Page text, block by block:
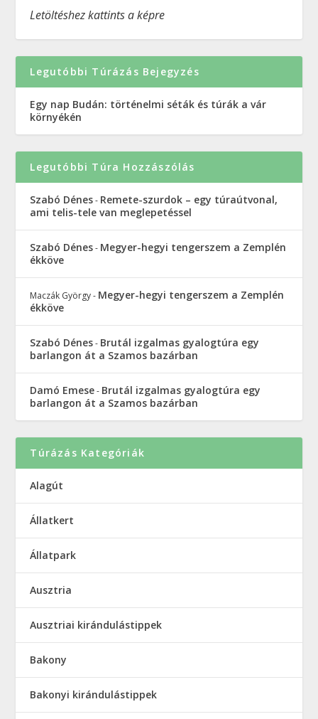
Letöltéshez kattints a képre
Legutóbbi Túrázás Bejegyzés
Egy nap Budán: történelmi séták és túrák a vár
környékén
Legutóbbi Túra Hozzászólás
Szabó Dénes- Remete-szurdok – egy túraútvonal,
ami telis-tele van meglepetéssel
Szabó Dénes- Megyer-hegyi tengerszem a Zemplén
ékköve
Maczák György- Megyer-hegyi tengerszem a Zemplén
ékköve
Szabó Dénes- Brutál izgalmas gyalogtúra egy
barlangon át a Szamos bazárban
Damó Emese- Brutál izgalmas gyalogtúra egy
barlangon át a Szamos bazárban
Túrázás Kategóriák
Alagút
Állatkert
Állatpark
Ausztria
Ausztriai kirándulástippek
Bakony
Bakonyi kirándulástippek